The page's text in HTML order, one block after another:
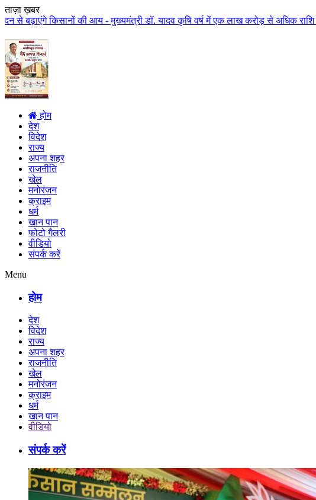
ताज़ा ख़बर
की आय - मुख्यमंत्री डॉ. यादव कृषि वर्ष में एक लाख करोड़ से अधिक राशि किसान
होम
देश
विदेश
राज्य
अपना शहर
राजनीति
खेल
मनोरंजन
क्राइम
धर्म
खान पान
फोटो गैलरी
वीडियो
संपर्क करें
Menu
होम
देश
विदेश
राज्य
अपना शहर
राजनीति
खेल
मनोरंजन
क्राइम
धर्म
खान पान
वीडियो
संपर्क करें